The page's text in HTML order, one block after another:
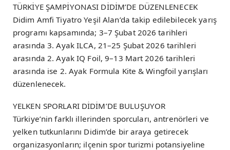
TÜRKİYE ŞAMPİYONASI DİDİM’DE DÜZENLENECEK
Didim Amfi Tiyatro Yeşil Alan’da takip edilebilecek yarış
programı kapsamında; 3–7 Şubat 2026 tarihleri
arasında 3. Ayak ILCA, 21–25 Şubat 2026 tarihleri
arasında 2. Ayak IQ Foil, 9–13 Mart 2026 tarihleri
arasında ise 2. Ayak Formula Kite & Wingfoil yarışları
düzenlenecek.
YELKEN SPORLARI DİDİM’DE BULUŞUYOR
Türkiye’nin farklı illerinden sporcuları, antrenörleri ve
yelken tutkunlarını Didim’de bir araya getirecek
organizasyonların; ilçenin spor turizmi potansiyeline